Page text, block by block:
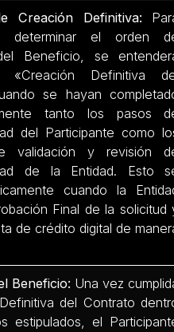
Creación Definitiva:
determinar el orden
Beneficio, se
Definitiva
se hayan
tanto los pasos
del Participante como
validación y revisión
de la Entidad. Esto
cuando la
Final de la solicitud
de crédito digital de
Beneficio: Una vez
del Contrato
estipulados, el